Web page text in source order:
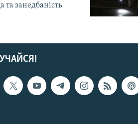
та занедбаність